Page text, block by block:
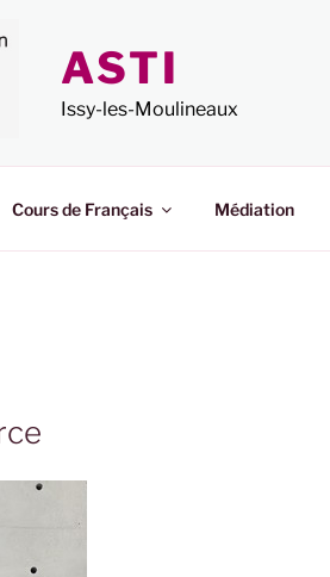
ASTI
Issy-les-Moulineaux
Cours de Français Médiation